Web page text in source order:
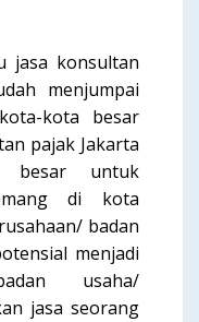
jasa konsultan
menjumpai
kota besar
pajak Jakarta
besar untuk
di kota
badan
menjadi
usaha/
jasa seorang